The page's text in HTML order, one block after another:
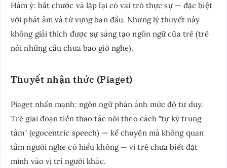
Hàm ý: bắt chước và lặp lại có vai trò thực sự — đặc biệt
với phát âm và từ vựng ban đầu. Nhưng lý thuyết này
không giải thích được sự sáng tạo ngôn ngữ của trẻ (trẻ
nói những câu chưa bao giờ nghe).
Thuyết nhận thức (Piaget)
Piaget nhấn mạnh: ngôn ngữ phản ánh mức độ tư duy.
Trẻ giai đoạn tiền thao tác nói theo cách "tự kỷ trung
tâm" (egocentric speech) — kể chuyện mà không quan
tâm người nghe có hiểu không — vì trẻ chưa biết đặt
mình vào vị trí người khác.